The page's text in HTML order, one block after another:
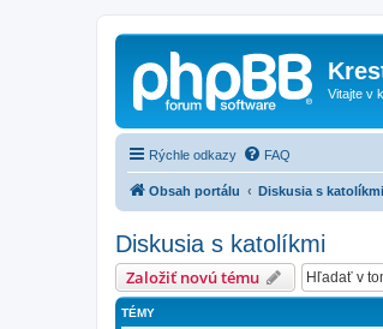
Vitajte v
Rýchle odkazy FAQ
Obsah portálu Diskusia s katolíkmi
Diskusia s katolíkmi
Založiť novú tému
TÉMY